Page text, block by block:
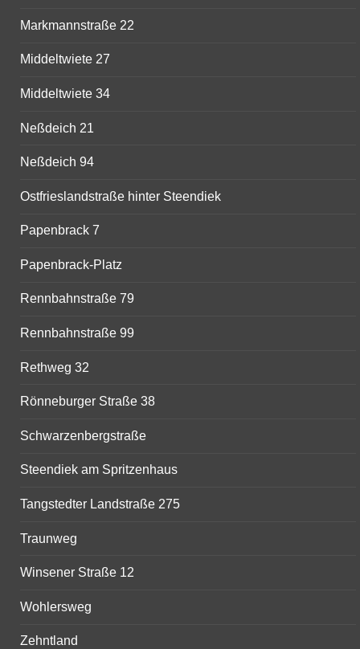
Markmannstraße 22
Middeltwiete 27
Middeltwiete 34
Neßdeich 21
Neßdeich 94
Ostfrieslandstraße hinter Steendiek
Papenbrack 7
Papenbrack-Platz
Rennbahnstraße 79
Rennbahnstraße 99
Rethweg 32
Rönneburger Straße 38
Schwarzenbergstraße
Steendiek am Spritzenhaus
Tangstedter Landstraße 275
Traunweg
Winsener Straße 12
Wohlersweg
Zehntland